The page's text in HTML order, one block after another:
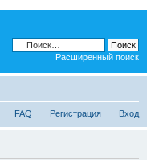
Расширенный поиск
FAQ Регистрация Вход